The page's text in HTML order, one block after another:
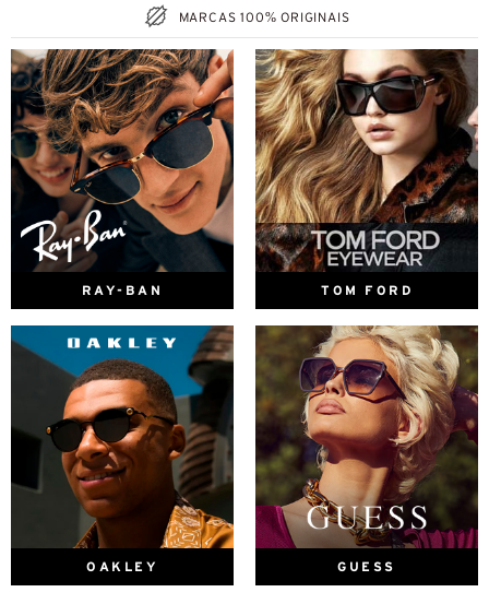
MARCAS 100% ORIGINAIS
RAY-BAN TOM FORD
OAKLEY GUESS